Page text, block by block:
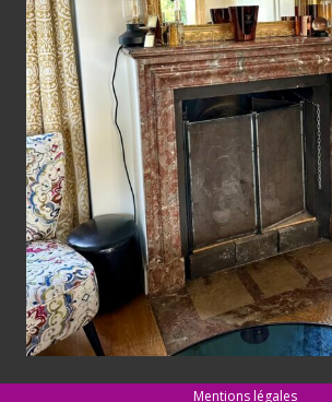
Mentions légales